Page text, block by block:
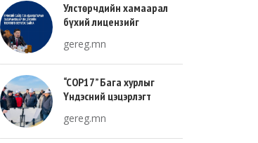
Улстөрчдийн хамаарал
бүхий лицензийг
gereg.mn
“COP17” Бага хурлыг
Үндэсний цэцэрлэгт
зохион байгуулна
gereg.mn